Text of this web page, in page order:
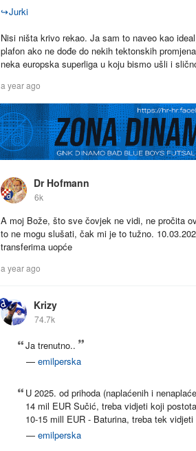
↪Jurki
Nisi ništa krivo rekao. Ja sam to naveo kao
plafon ako ne dođe do nekih tektonskih
neka europska superliga u koju bismo ušli i
a year ago
Dr Hofmann
6k
A moj Bože, što sve čovjek ne vidi, ne pročita
to ne mogu slušati, čak mi je to tužno.
transferima uopće
a year ago
Krizy
74.7k
Ja trenutno..
— emilperska
U 2025. od prihoda (naplaćenih i
14 mil EUR Sučić, treba vidjeti koji
10-15 mill EUR - Baturina, treba tek
— emilperska